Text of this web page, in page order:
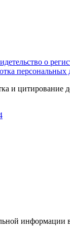
о
персональных
и цитирование
информации